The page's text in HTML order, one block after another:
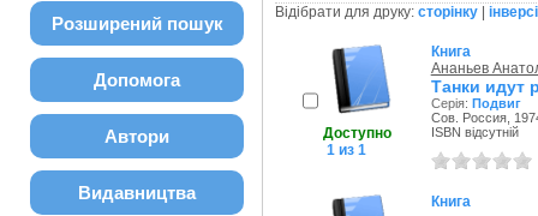
Розширений пошук
Допомога
Автори
Видавництва
Відібрати для друку: сторінку|
Доступно
1 из 1
Книга
Ананьев
Танки идут
Серія: Подвиг
Сов. Россия,
ISBN відсутній
Книга